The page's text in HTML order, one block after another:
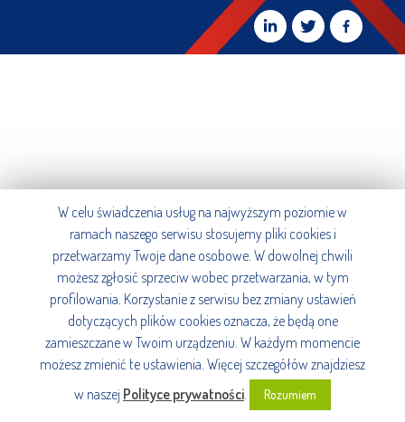
W celu świadczenia usług na najwyższym poziomie w
ramach naszego serwisu stosujemy pliki cookies i
przetwarzamy Twoje dane osobowe. W dowolnej chwili
możesz zgłosić sprzeciw wobec przetwarzania, w tym
profilowania. Korzystanie z serwisu bez zmiany ustawień
dotyczących plików cookies oznacza, że będą one
zamieszczane w Twoim urządzeniu. W każdym momencie
możesz zmienić te ustawienia. Więcej szczegółów znajdziesz
w naszej Polityce prywatności. Rozumiem